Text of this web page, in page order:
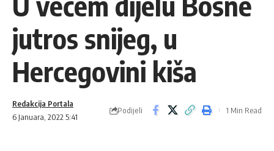
jutros snijeg, u
Hercegovini kiša
6 Januara, 2022 5:41
Redakcija Portala
Podijeli 1 Min Read